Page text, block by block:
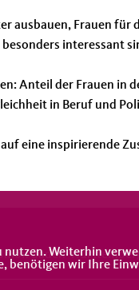
ausbauen, Frauen
interessant
Anteil der Frauen in
in Beruf und
eine inspirierende
Baden-Weiterhin
wir Ihre